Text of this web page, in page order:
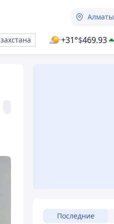
Алматы
+31°$469.93
Последние